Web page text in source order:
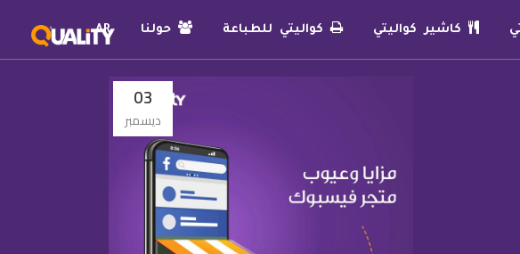
كاشير كواليتي كواليتي للطباعة حولنا AR
03
ديسمبر